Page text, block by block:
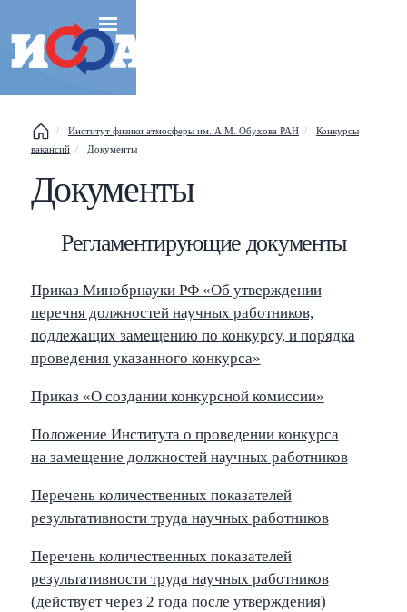
Институт физики атмосферы им. А.М. Обухова РАН
Конкурсы
вакансий
Документы
Документы
Регламентирующие документы
Приказ Минобрнауки РФ «Об утверждении
перечня должностей научных работников,
подлежащих замещению по конкурсу, и порядка
проведения указанного конкурса»
Приказ «О создании конкурсной комиссии»
Положение Института о проведении конкурса
на замещение должностей научных работников
Перечень количественных показателей
результативности труда научных работников
Перечень количественных показателей
результативности труда научных работников
(действует через 2 года после утверждения)
This help popup Shift + ?
Search popup /